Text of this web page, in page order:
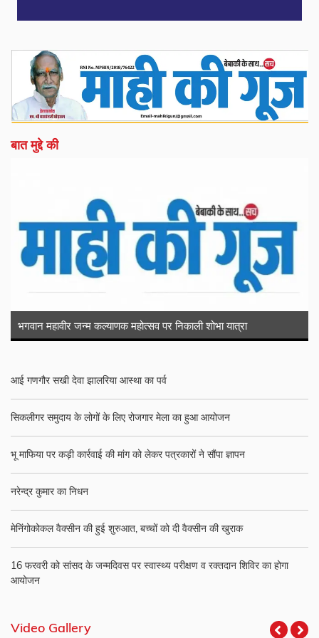
बात मुद्दे की
भगवान महावीर जन्म कल्याणक महोत्सव पर निकाली शोभा यात्रा
आई गणगौर सखी देवा झालरिया आस्था का पर्व
सिकलीगर समुदाय के लोगों के लिए रोजगार मेला का हुआ आयोजन
भू माफिया पर कड़ी कार्रवाई की मांग को लेकर पत्रकारों ने सौंपा ज्ञापन
नरेन्द्र कुमार का निधन
मेनिंगोकोकल वैक्सीन की हुई शुरुआत, बच्चों को दी वैक्सीन की खुराक
16 फरवरी को सांसद के जन्मदिवस पर स्वास्थ्य परीक्षण व रक्तदान शिविर का होगा
आयोजन
Video Gallery